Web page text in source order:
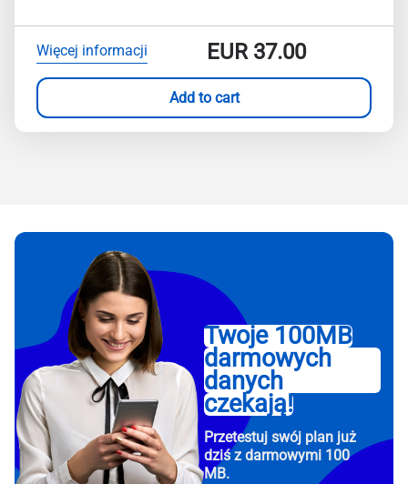
Więcej informacji EUR37.00
Add to cart
Twoje 100MB
darmowych
danych
czekają!
Przetestuj swój plan już
dziś z darmowymi 100
MB.